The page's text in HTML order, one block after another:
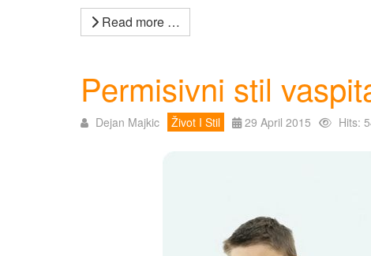
Read more …
Permisivni stil
Dejan Majkic Život I Stil 29 April 2015 Hits: